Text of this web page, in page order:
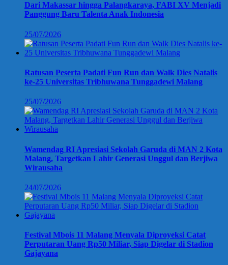
Dari Makassar hingga Palangkaraya, FABI XV Menjadi
Panggung Baru Talenta Anak Indonesia
25/07/2026
Ratusan Peserta Padati Fun Run dan Walk Dies Natalis
ke-25 Universitas Tribhuwana Tunggadewi Malang
25/07/2026
Wamendag RI Apresiasi Sekolah Garuda di MAN 2 Kota
Malang, Targetkan Lahir Generasi Unggul dan Berjiwa
Wirausaha
24/07/2026
Festival Mbois 11 Malang Menyala Diproyeksi Catat
Perputaran Uang Rp50 Miliar, Siap Digelar di Stadion
Gajayana